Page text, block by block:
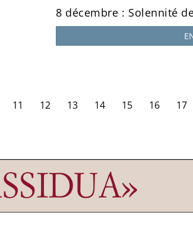
8 décembre : Solennité
11 12 13 14 15 16 17